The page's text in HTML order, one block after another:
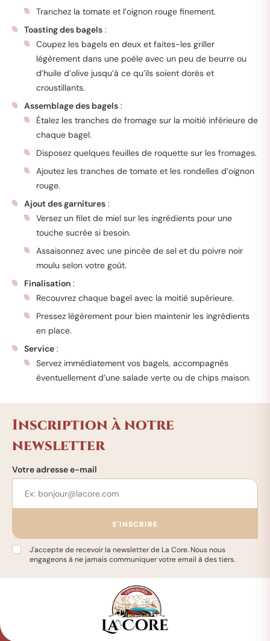
Tranchez la tomate et l’oignon rouge finement.
Toasting des bagels :
Coupez les bagels en deux et faites-les griller
légèrement dans une poêle avec un peu de beurre ou
d’huile d’olive jusqu’à ce qu’ils soient dorés et
croustillants.
Assemblage des bagels :
Étalez les tranches de fromage sur la moitié inférieure de
chaque bagel.
Disposez quelques feuilles de roquette sur les fromages.
Ajoutez les tranches de tomate et les rondelles d’oignon
rouge.
Ajout des garnitures :
Versez un filet de miel sur les ingrédients pour une
touche sucrée si besoin.
Assaisonnez avec une pincée de sel et du poivre noir
moulu selon votre goût.
Finalisation :
Recouvrez chaque bagel avec la moitié supérieure.
Pressez légèrement pour bien maintenir les ingrédients
en place.
Service :
Servez immédiatement vos bagels, accompagnés
éventuellement d’une salade verte ou de chips maison.
Inscription à notre
newsletter
Votre adresse e-mail
S'INSCRIRE
J'accepte de recevoir la newsletter de La Core. Nous nous
engageons à ne jamais communiquer votre email à des tiers.